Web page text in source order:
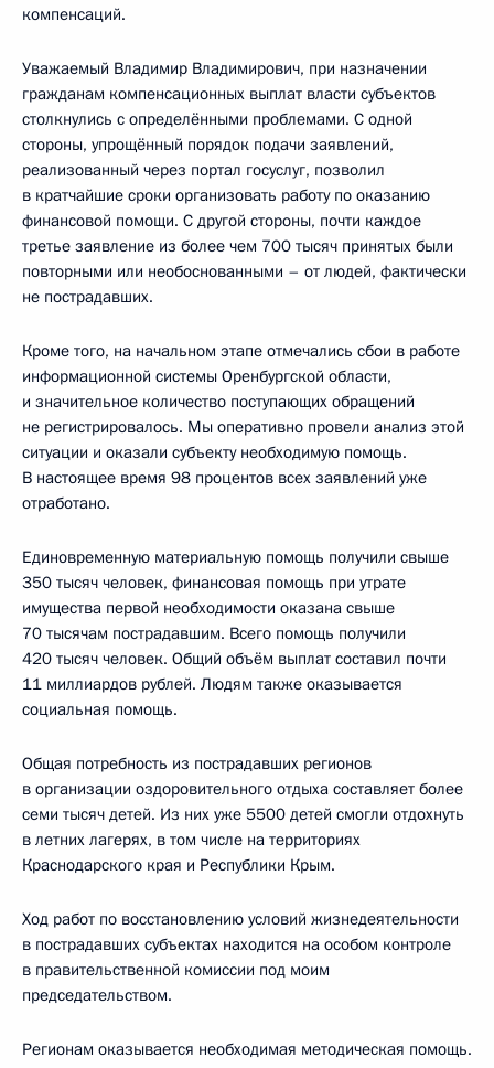
компенсаций.
Уважаемый Владимир Владимирович, при назначении
гражданам компенсационных выплат власти субъектов
столкнулись с определёнными проблемами. С одной
стороны, упрощённый порядок подачи заявлений,
реализованный через портал госуслуг, позволил
в кратчайшие сроки организовать работу по оказанию
финансовой помощи. С другой стороны, почти каждое
третье заявление из более чем 700 тысяч принятых были
повторными или необоснованными – от людей, фактически
не пострадавших.
Кроме того, на начальном этапе отмечались сбои в работе
информационной системы Оренбургской области,
и значительное количество поступающих обращений
не регистрировалось. Мы оперативно провели анализ этой
ситуации и оказали субъекту необходимую помощь.
В настоящее время 98 процентов всех заявлений уже
отработано.
Единовременную материальную помощь получили свыше
350 тысяч человек, финансовая помощь при утрате
имущества первой необходимости оказана свыше
70 тысячам пострадавшим. Всего помощь получили
420 тысяч человек. Общий объём выплат составил почти
11 миллиардов рублей. Людям также оказывается
социальная помощь.
Общая потребность из пострадавших регионов
в организации оздоровительного отдыха составляет более
семи тысяч детей. Из них уже 5500 детей смогли отдохнуть
в летних лагерях, в том числе на территориях
Краснодарского края и Республики Крым.
Ход работ по восстановлению условий жизнедеятельности
в пострадавших субъектах находится на особом контроле
в правительственной комиссии под моим
председательством.
Регионам оказывается необходимая методическая помощь.